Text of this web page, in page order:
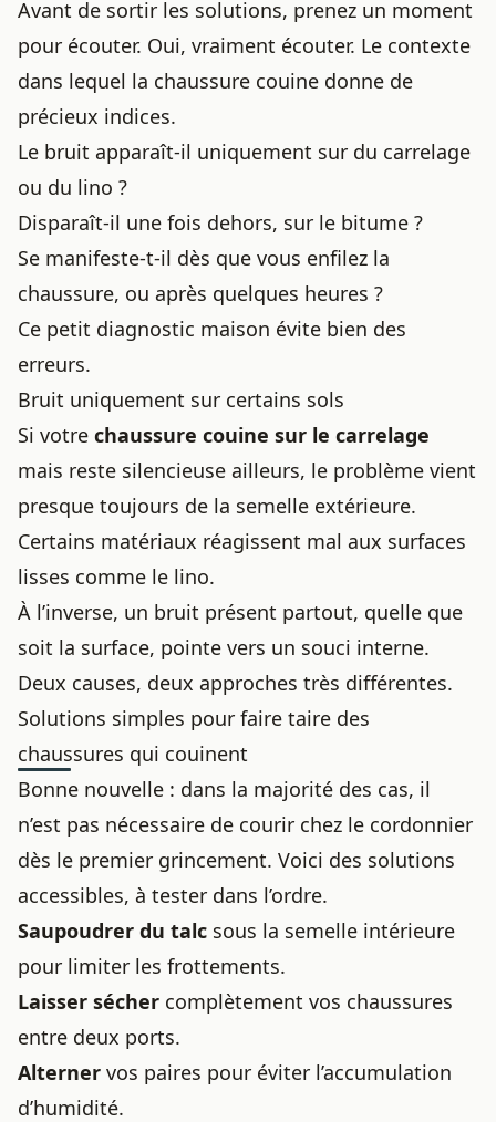
Avant de sortir les solutions, prenez un moment
pour écouter. Oui, vraiment écouter. Le contexte
dans lequel la chaussure couine donne de
précieux indices.
Le bruit apparaît-il uniquement sur du carrelage
ou du lino ?
Disparaît-il une fois dehors, sur le bitume ?
Se manifeste-t-il dès que vous enfilez la
chaussure, ou après quelques heures ?
Ce petit diagnostic maison évite bien des
erreurs.
Bruit uniquement sur certains sols
Si votre chaussure couine sur le carrelage
mais reste silencieuse ailleurs, le problème vient
presque toujours de la semelle extérieure.
Certains matériaux réagissent mal aux surfaces
lisses comme le lino.
À l’inverse, un bruit présent partout, quelle que
soit la surface, pointe vers un souci interne.
Deux causes, deux approches très différentes.
Solutions simples pour faire taire des
chaussures qui couinent
Bonne nouvelle : dans la majorité des cas, il
n’est pas nécessaire de courir chez le cordonnier
dès le premier grincement. Voici des solutions
accessibles, à tester dans l’ordre.
Saupoudrer du talc sous la semelle intérieure
pour limiter les frottements.
Laisser sécher complètement vos chaussures
entre deux ports.
Alterner vos paires pour éviter l’accumulation
d’humidité.